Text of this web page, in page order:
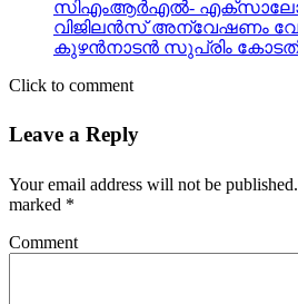
സിഎംആർഎൽ-
വിജിലന്‍സ് അന്വേഷണം
കുഴന്‍നാടന്‍ സുപ്രിം
Click to comment
Leave a Reply
Your email address will not be published.
marked *
Comment